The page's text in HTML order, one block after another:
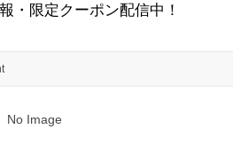
・限定クーポン配信中！
No Image